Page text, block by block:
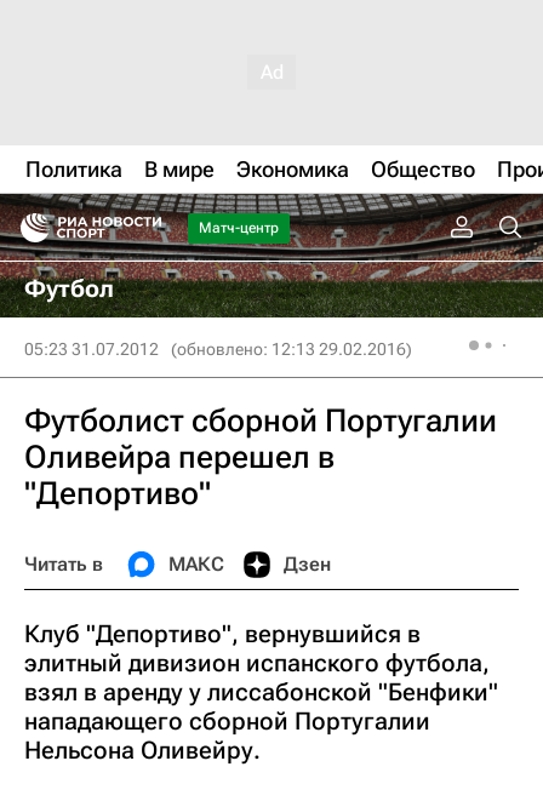
Политика В мире Экономика Общество
Матч-центр
Футбол
05:23 31.07.2012 (обновлено: 12:13 29.02.2016)
Футболист сборной Португалии
Оливейра перешел в
"Депортиво"
Читать в МАКС Дзен
Клуб "Депортиво", вернувшийся в
элитный дивизион испанского футбола,
взял в аренду у лиссабонской "Бенфики"
нападающего сборной Португалии
Нельсона Оливейру.